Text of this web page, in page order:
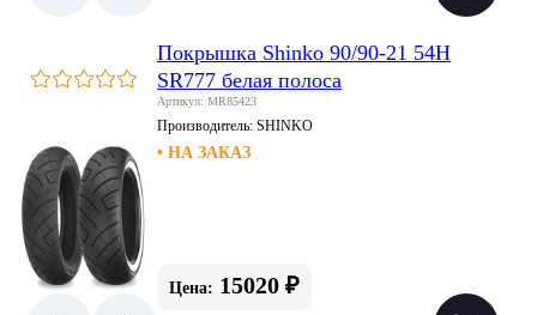
Покрышка Shinko 90/90-21 54H
SR777 белая полоса
Артикул: MR85423
Производитель:SHINKO
• НА ЗАКАЗ
Цена: 15020 ₽